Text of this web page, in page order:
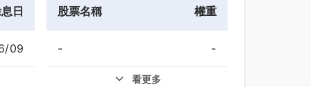
股票名稱 權重
- -
看更多
日
09